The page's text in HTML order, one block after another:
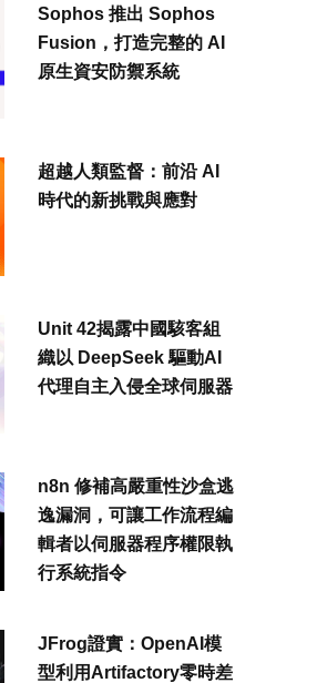
Sophos 推出 Sophos
Fusion，打造完整的 AI
原生資安防禦系統
超越人類監督：前沿 AI
時代的新挑戰與應對
Unit 42揭露中國駭客組
織以 DeepSeek 驅動AI
代理自主入侵全球伺服器
n8n 修補高嚴重性沙盒逃
逸漏洞，可讓工作流程編
輯者以伺服器程序權限執
行系統指令
JFrog證實：OpenAI模
型利用Artifactory零時差